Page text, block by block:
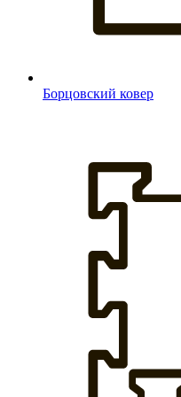
Борцовский ковер